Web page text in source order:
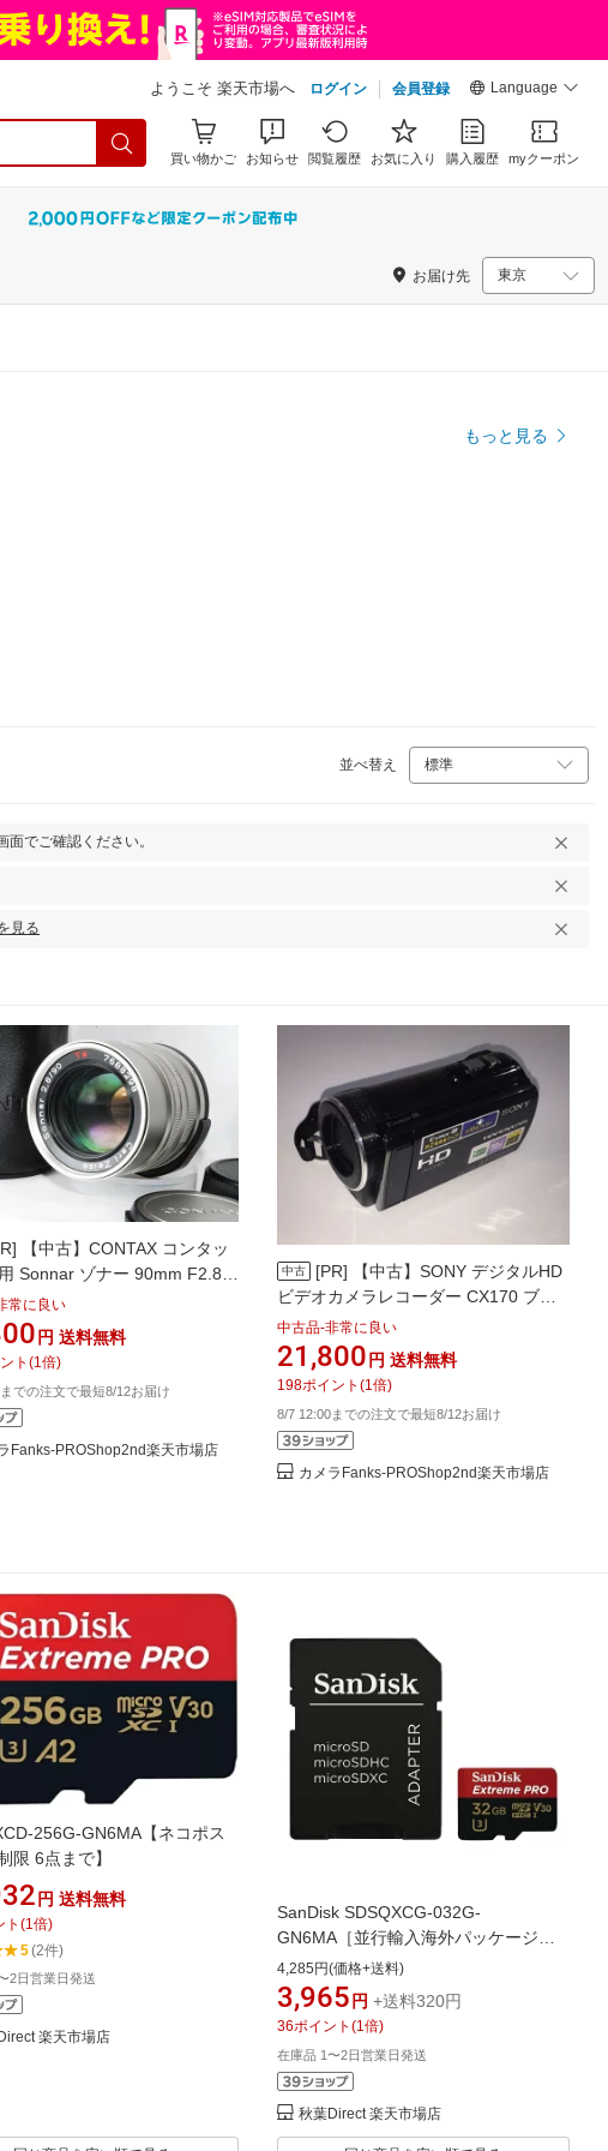
ようこそ 楽天市場へ ログイン 会員登録 Language
買い物かご お知らせ 閲覧履歴 お気に入り 購入履歴 myクーポン
お届け先
もっと見る
並べ替え
でご確認ください。
見る
【中古】CONTAX コンタッ
Sonnar ゾナー 90mm F2.8
中古 人気 おすすめ 高画質
常に良い
円 送料無料
ト (1倍)
での注文で最短8/12お届け
Fanks-PROShop2nd楽天市場店
中古 [PR]
【中古】SONY デジタルHD
ビデオカメラレコーダー CX170 ブラ
ック ブラック HDR-CX170/B カメラ
中古 人気 おすすめ 高画質
中古品-非常に良い
21,800 円 送料無料
198ポイント (1倍)
8/7 12:00までの注文で最短8/12お届け
カメラFanks-PROShop2nd楽天市場店
256G-GN6MA【ネコポス
限 6点まで】
円 送料無料
ト (1倍)
5(2件)
2日営業日発送
楽天市場店
SanDisk SDSQXCG-032G-
GN6MA［並行輸入海外パッケージ］
【ネコポス便配送制限 6点まで】
4,285円(価格+送料)
3,965 円 +送料320円
36ポイント (1 倍)
在庫品 1〜2日営業日発送
秋葉Direct 楽天市場店